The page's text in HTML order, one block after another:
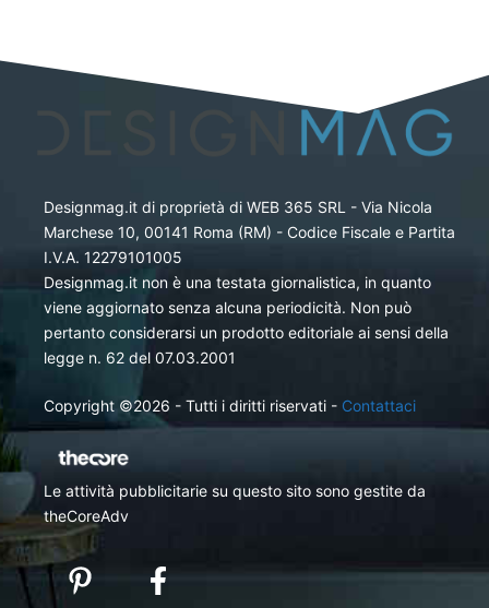
Designmag.it di proprietà di WEB 365 SRL - Via Nicola
Marchese 10, 00141 Roma (RM) - Codice Fiscale e Partita
I.V.A. 12279101005
Designmag.it non è una testata giornalistica, in quanto
viene aggiornato senza alcuna periodicità. Non può
pertanto considerarsi un prodotto editoriale ai sensi della
legge n. 62 del 07.03.2001
Copyright ©2026 - Tutti i diritti riservati - Contattaci
Le attività pubblicitarie su questo sito sono gestite da
theCoreAdv